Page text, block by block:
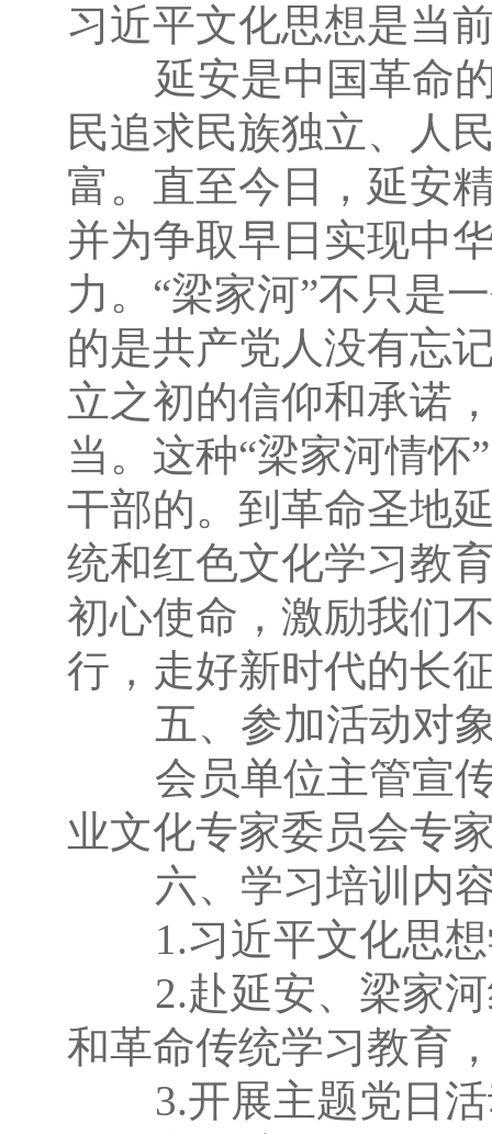
习近平文化思想是当
延安是中国革命的
民追求民族独立、人
富。直至今日，延安
并为争取早日实现中
力。“梁家河”不只是
的是共产党人没有忘
立之初的信仰和承诺
当。这种“梁家河情
干部的。到革命圣地
统和红色文化学习教
初心使命，激励我们
行，走好新时代的长
五、参加活动对
会员单位主管宣传
业文化专家委员会专
六、学习培训内
1.习近平文化思想
2.赴延安、梁家河
和革命传统学习教育
3.开展主题党日活